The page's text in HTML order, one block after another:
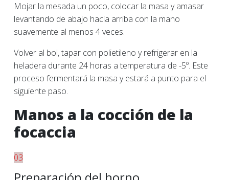
Mojar la mesada un poco, colocar la masa y amasar
levantando de abajo hacia arriba con la mano
suavemente al menos 4 veces.
Volver al bol, tapar con polietileno y refrigerar en la
heladera durante 24 horas a temperatura de -5º. Este
proceso fermentará la masa y estará a punto para el
siguiente paso.
Manos a la cocción de la
focaccia
03